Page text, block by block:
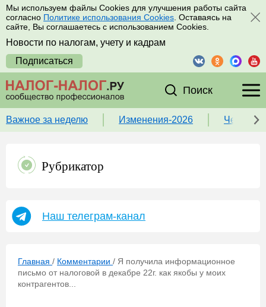
Мы используем файлы Cookies для улучшения работы сайта
согласно Политике использования Cookies . Оставаясь на
сайте, Вы соглашаетесь с использованием Cookies.
Новости по налогам, учету и кадрам
Подписаться
Поиск
Важное за неделю Изменения-2026 Чек-
Рубрикатор
Наш телеграм-канал
Главная / Комментарии / Я получила информационное
письмо от налоговой в декабре 22г. как якобы у моих
контрагентов...